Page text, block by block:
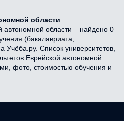
области
автономной области – найдено 0
(бакалавриата,
Учёба.ру. Список университетов,
Еврейской автономной
фото, стоимостью обучения и